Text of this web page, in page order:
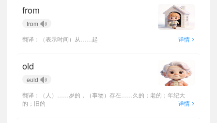
from
frɒm
翻译：（表示时间）从……起
详情 >
old
əʊld
翻译：（人）……岁的，（事物）存在……久的；老的；年纪大
的；旧的
详情 >